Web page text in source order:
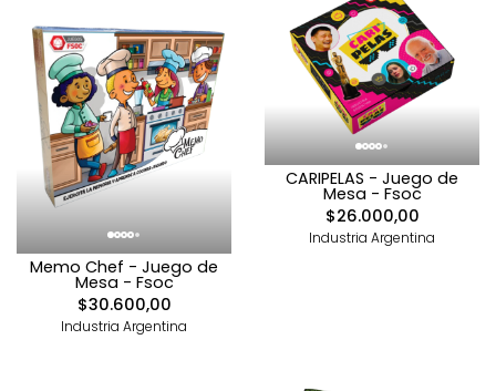
Memo Chef - Juego de
Mesa - Fsoc
$30.600,00
Industria Argentina
CARIPELAS - Juego de
Mesa - Fsoc
$26.000,00
Industria Argentina